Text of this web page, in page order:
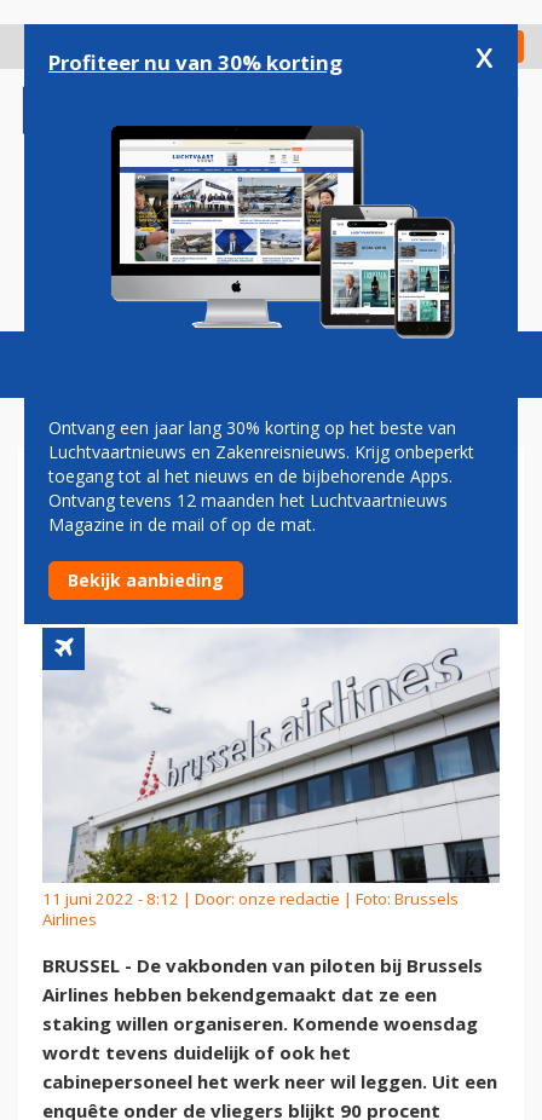
gaan
Check in
Magazine Podcasts Vacatures
STAKINGSBEREIDHEID GROOT
BIJ PILOTEN BRUSSELS
AIRLINES
11 juni 2022 - 8:12 | Door: onze redactie | Foto: Brussels
Airlines
BRUSSEL - De vakbonden van piloten bij Brussels
Airlines hebben bekendgemaakt dat ze een
staking willen organiseren. Komende woensdag
wordt tevens duidelijk of ook het
cabinepersoneel het werk neer wil leggen. Uit een
enquête onder de vliegers blijkt 90 procent
Profiteer nu van 30% korting x
Ontvang een jaar lang 30% korting op het beste van
Luchtvaartnieuws en Zakenreisnieuws. Krijg onbeperkt
toegang tot al het nieuws en de bijbehorende Apps.
Ontvang tevens 12 maanden het Luchtvaartnieuws
Magazine in de mail of op de mat.
Bekijk aanbieding